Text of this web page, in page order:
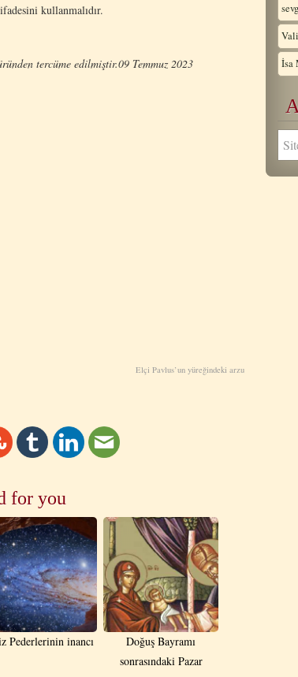
kullanmalıdır.
tercüme edilmiştir.09 Temmuz 2023
Elçi Pavlus’un yüreğindeki arzu
for you
Pederlerinin inancı
Doğuş Bayramı
sonrasındaki Pazar
İsa